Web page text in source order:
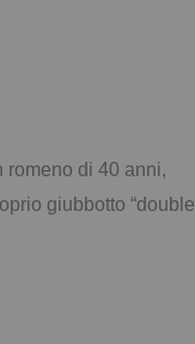
romeno di 40 anni,
giubbotto “double